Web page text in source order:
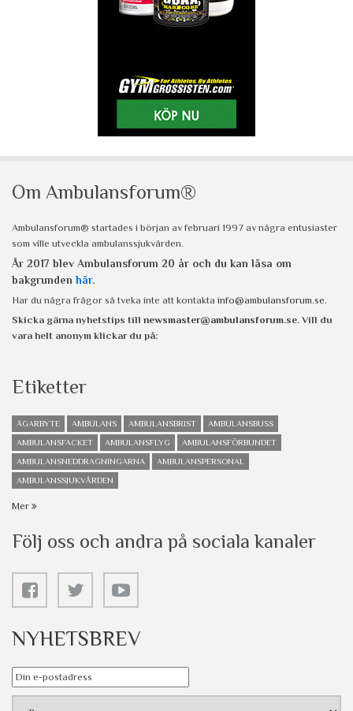
Om Ambulansforum®
Ambulansforum® startades i början av februari 1997 av några entusiaster
som ville utveckla ambulanssjukvården.
År 2017 blev Ambulansforum 20 år och du kan läsa om
bakgrunden här.
Har du några frågor så tveka inte att kontakta info@ambulansforum.se.
Skicka gärna nyhetstips till newsmaster@ambulansforum.se. Vill du
vara helt anonym klickar du på:
Etiketter
ÄGARBYTE AMBULANS AMBULANSBRIST
AMBULANSBUSS
AMBULANSFACKET
AMBULANSFLYG
AMBULANSFÖRBUNDET
AMBULANSNEDDRAGNINGARNA
AMBULANSPERSONAL
AMBULANSSJUKVÅRDEN
Mer
Följ oss och andra på sociala kanaler
NYHETSBREV